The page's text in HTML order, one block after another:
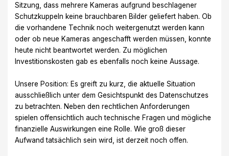
Sitzung, dass mehrere Kameras aufgrund beschlagener
Schutzkuppeln keine brauchbaren Bilder geliefert haben. Ob
die vorhandene Technik noch weitergenutzt werden kann
oder ob neue Kameras angeschafft werden müssen, konnte
heute nicht beantwortet werden. Zu möglichen
Investitionskosten gab es ebenfalls noch keine Aussage.
Unsere Position: Es greift zu kurz, die aktuelle Situation
ausschließlich unter dem Gesichtspunkt des Datenschutzes
zu betrachten. Neben den rechtlichen Anforderungen
spielen offensichtlich auch technische Fragen und mögliche
finanzielle Auswirkungen eine Rolle. Wie groß dieser
Aufwand tatsächlich sein wird, ist derzeit noch offen.